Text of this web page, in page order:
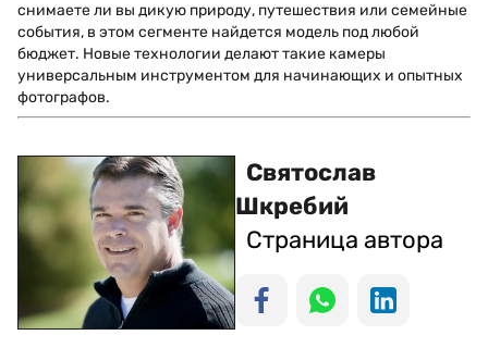
снимаете ли вы дикую природу, путешествия или семейные
события, в этом сегменте найдется модель под любой
бюджет. Новые технологии делают такие камеры
универсальным инструментом для начинающих и опытных
фотографов.
Святослав
Шкребий
Страница автора